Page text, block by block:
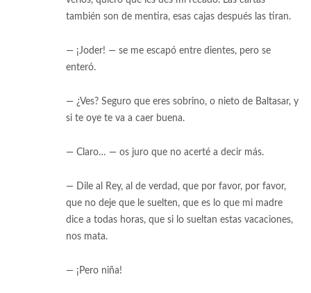
también son de mentira, esas cajas después las tiran.
— ¡Joder! — se me escapó entre dientes, pero se
enteró.
— ¿Ves? Seguro que eres sobrino, o nieto de Baltasar, y
si te oye te va a caer buena.
— Claro… — os juro que no acerté a decir más.
— Dile al Rey, al de verdad, que por favor, por favor,
que no deje que le suelten, que es lo que mi madre
dice a todas horas, que si lo sueltan estas vacaciones,
nos mata.
— ¡Pero niña!